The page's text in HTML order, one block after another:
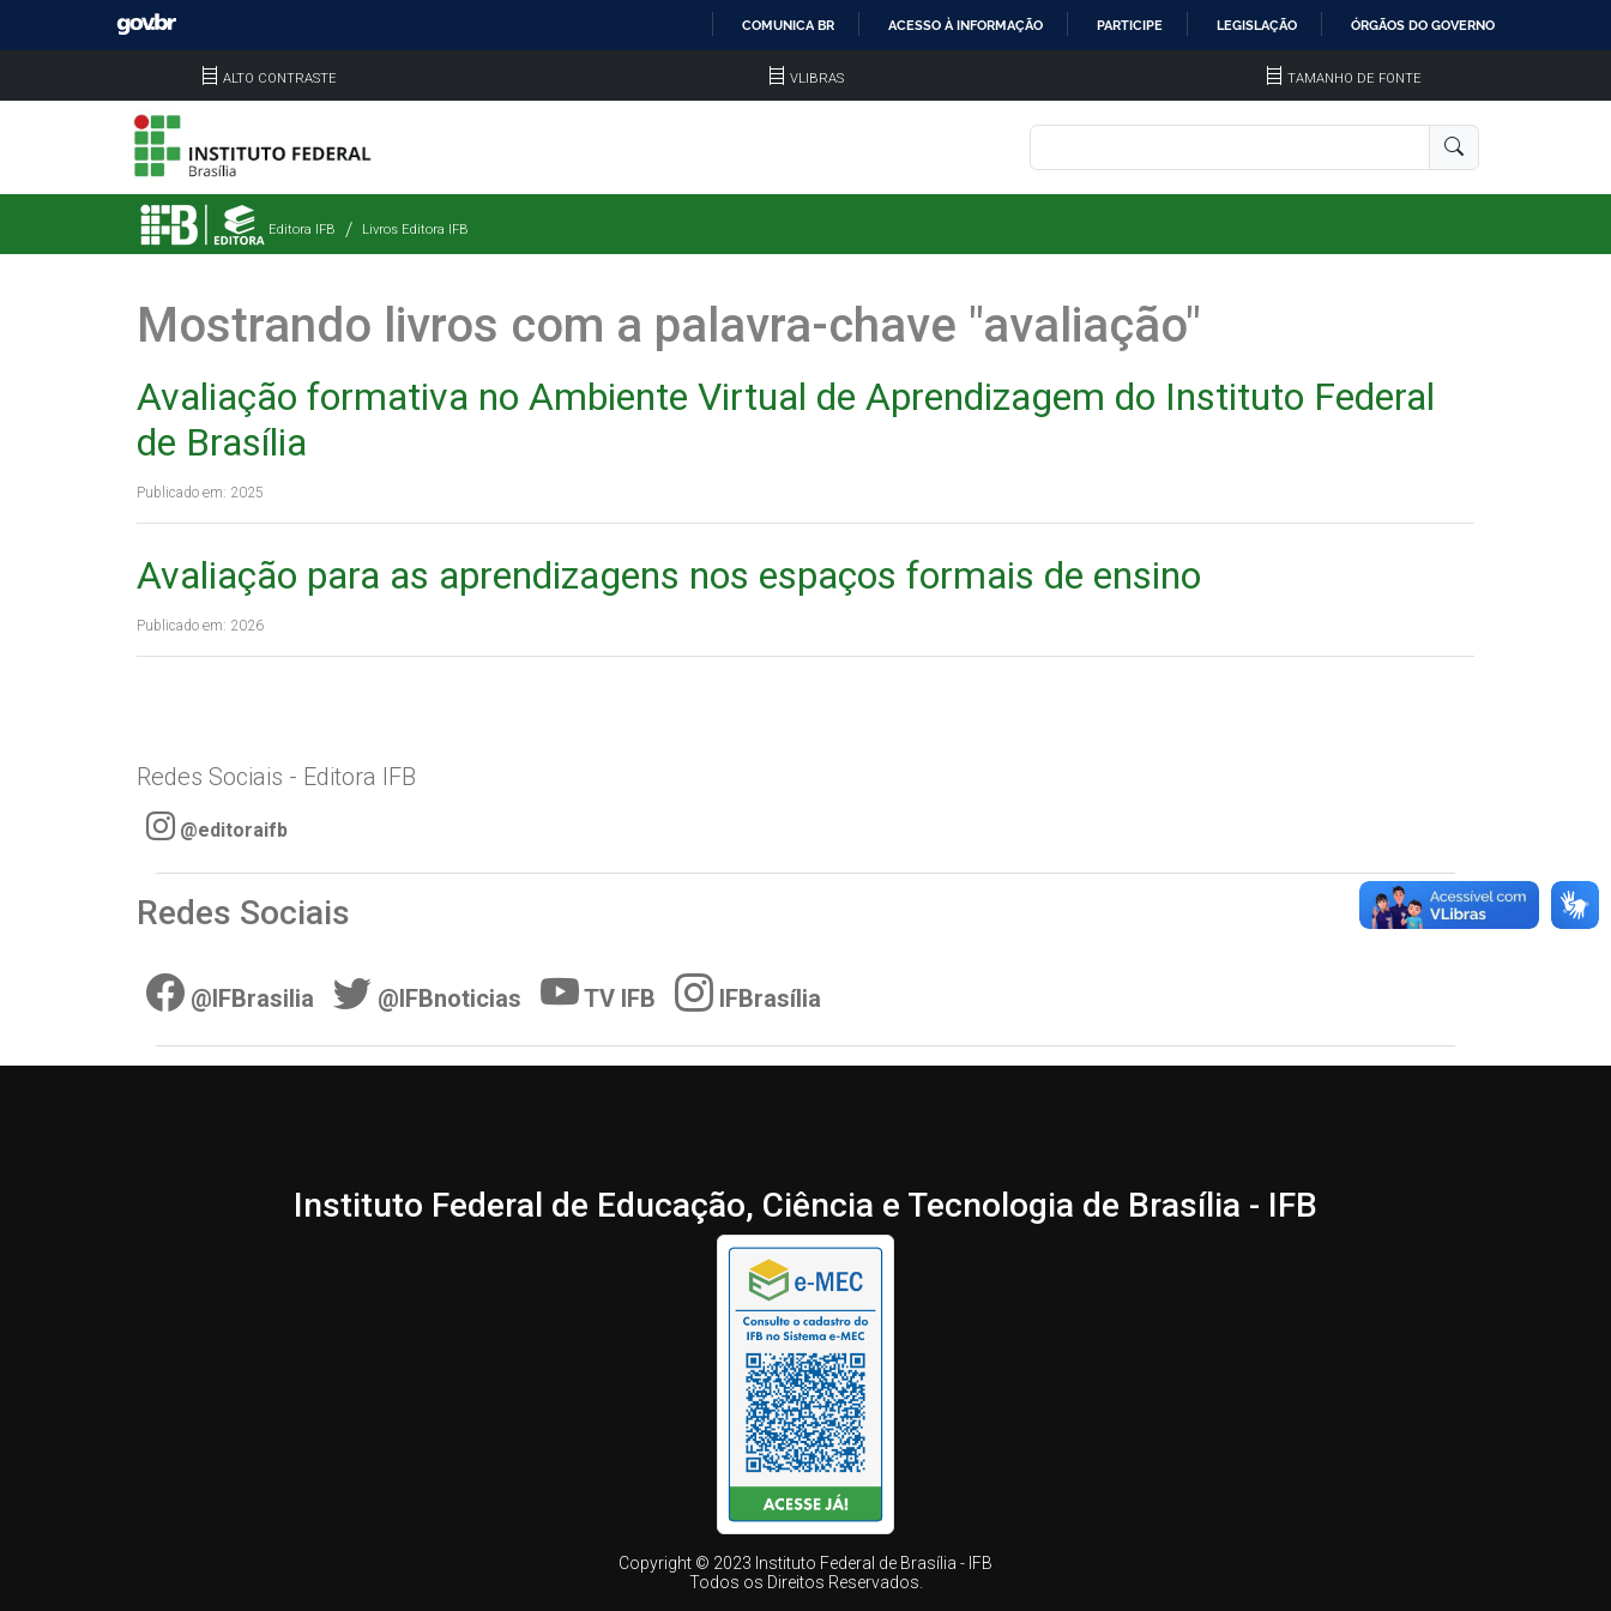
COMUNICA BR ACESSO À INFORMAÇÃO PARTICIPE LEGISLAÇÃO ÓRGÃOS DO GOVERNO
ALTO CONTRASTE VLIBRAS TAMANHO DE FONTE
Editora IFB Livros Editora IFB
Mostrando livros com a palavra-chave "avaliação"
Avaliação formativa no Ambiente Virtual de Aprendizagem do Instituto Federal
de Brasília
Publicado em: 2025
Avaliação para as aprendizagens nos espaços formais de ensino
Publicado em: 2026
Redes Sociais - Editora IFB
@editoraifb
Redes Sociais
@IFBrasilia @IFBnoticias TV IFB IFBrasília
Instituto Federal de Educação, Ciência e Tecnologia de Brasília - IFB
Copyright © 2023 Instituto Federal de Brasília - IFB
Todos os Direitos Reservados.